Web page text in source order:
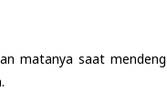
matanya saat